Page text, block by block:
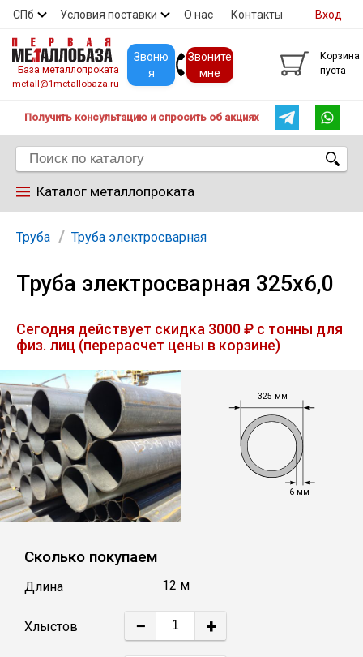
СПб Условия поставки О нас Контакты
Скидки Прайс Покупателям
Вход
База металлопроката
metall@1metallobaza.ru
Звоню
я
Звоните
мне
Корзина
пуста
Получить консультацию и спросить об акциях
Каталог металлопроката
Арматура
Труба профильная
Труба
Лист
Уголок
Балка
Швеллер
Труба Труба электросварная
Труба электросварная 325х6,0
Сегодня действует скидка 3000 ₽ с тонны для
физ. лиц (перерасчет цены в корзине)
325 мм
6 мм
Сколько покупаем
Длина 12 м
Хлыстов − +